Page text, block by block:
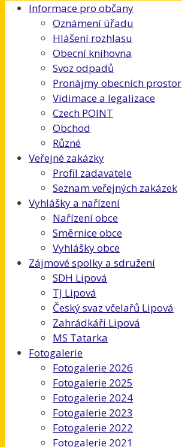
Informace pro občany
Oznámení úřadu
Hlášení rozhlasu
Obecní knihovna
Svoz odpadů
Pronájmy obecních prostor
Vidimace a legalizace
Czech POINT
Obchod
Různé
Veřejné zakázky
Profil zadavatele
Seznam veřejných zakázek
Vyhlášky a nařízení
Nařízení obce
Směrnice obce
Vyhlášky obce
Zájmové spolky a sdružení
SDH Lipová
TJ Lipová
Český svaz včelařů Lipová
Zahrádkáři Lipová
MS Tatarka
Fotogalerie
Fotogalerie 2026
Fotogalerie 2025
Fotogalerie 2024
Fotogalerie 2023
Fotogalerie 2022
Fotogalerie 2021